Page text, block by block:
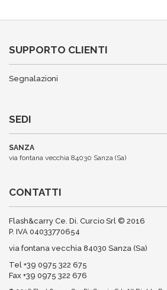
SUPPORTO CLIENTI
Segnalazioni
SEDI
SANZA
via fontana vecchia 84030 Sanza (Sa)
CONTATTI
Flash&carry Ce. Di. Curcio Srl © 2016
P. IVA 04033770654
via fontana vecchia 84030 Sanza (Sa)
Tel +39 0975 322 675
Fax +39 0975 322 676